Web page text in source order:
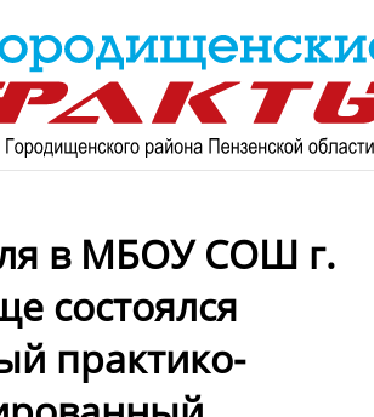
в МБОУ СОШ г.
состоялся
практико-